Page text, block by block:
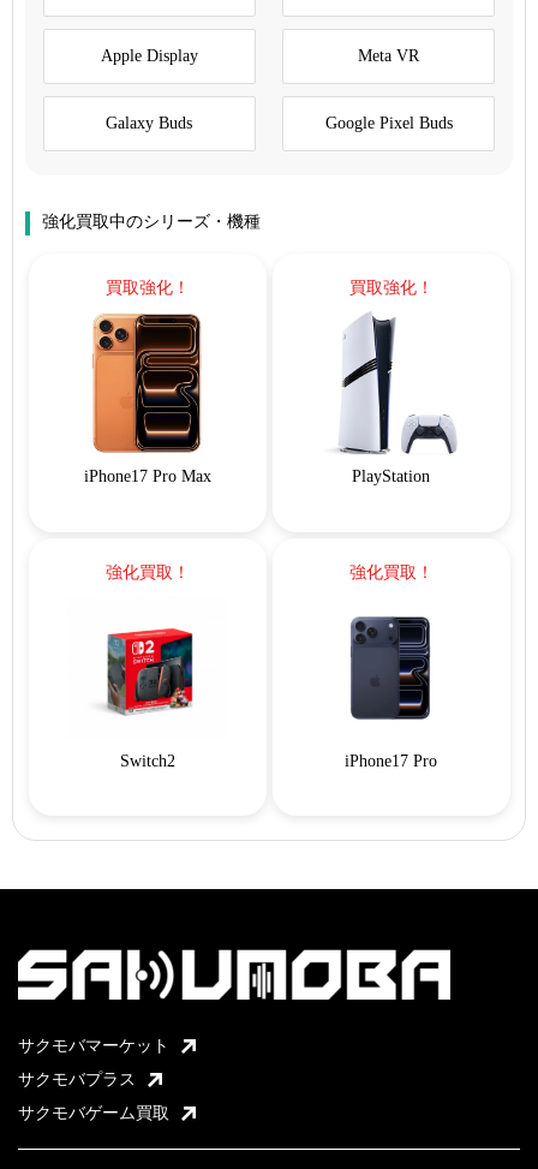
Apple Display Meta VR
Galaxy Buds Google Pixel Buds
強化買取中のシリーズ・機種
買取強化！
iPhone17 Pro Max
買取強化！
PlayStation
強化買取！
Switch2
強化買取！
iPhone17 Pro
サクモバマーケット
サクモバプラス
サクモバゲーム買取